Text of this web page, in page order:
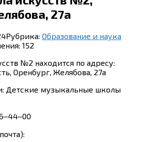
27а
Рубрика: Образование и наука
152
№2 находится по адресу:
Оренбург, Желябова, 27а
Детские музыкальные школы